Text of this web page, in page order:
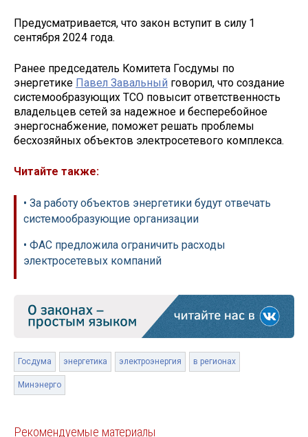
Предусматривается, что закон вступит в силу 1
сентября 2024 года.
Ранее председатель Комитета Госдумы по
энергетике Павел Завальный говорил, что создание
системообразующих ТСО повысит ответственность
владельцев сетей за надежное и бесперебойное
энергоснабжение, поможет решать проблемы
бесхозяйных объектов электросетевого комплекса.
Читайте также:
• За работу объектов энергетики будут отвечать
системообразующие организации
• ФАС предложила ограничить расходы
электросетевых компаний
Госдума энергетика электроэнергия в регионах
Минэнерго
Рекомендуемые материалы